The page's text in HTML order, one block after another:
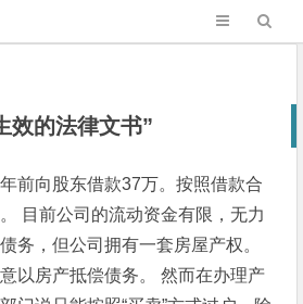
效的法律文书”
前向股东借款37万。按照借款合
目前公司的流动资金有限，无力
务，但公司拥有一套房屋产权。
以房产抵偿债务。 然而在办理产